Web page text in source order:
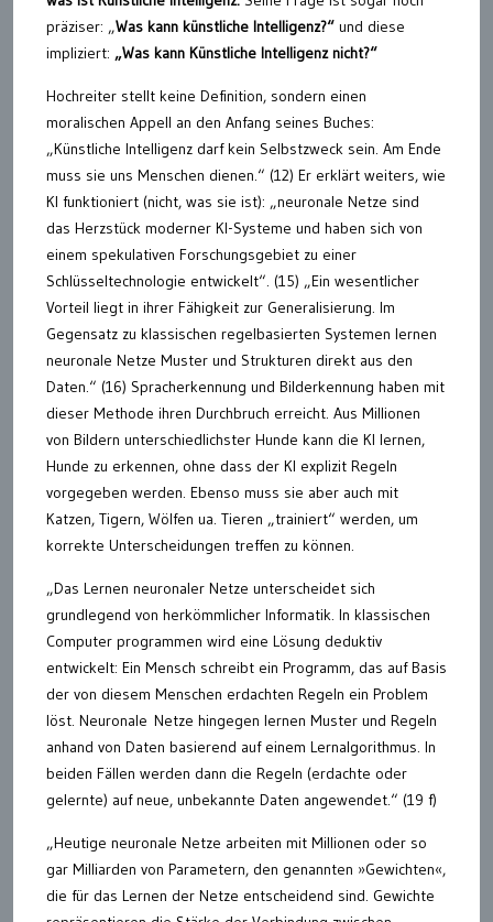
präziser: „Was kann künstliche Intelligenz?“ und diese
impliziert: „Was kann Künstliche Intelligenz nicht?“
Hochreiter stellt keine Definition, sondern einen
moralischen Appell an den Anfang seines Buches:
„Künstliche Intelligenz darf kein Selbstzweck sein. Am Ende
muss sie uns Menschen dienen.“ (12) Er erklärt weiters, wie
KI funktioniert (nicht, was sie ist): „neuronale Netze sind
das Herzstück moderner KI-Systeme und haben sich von
einem spekulativen Forschungsgebiet zu einer
Schlüsseltechnologie entwickelt“. (15) „Ein wesentlicher
Vorteil liegt in ihrer Fähigkeit zur Generalisierung. Im
Gegensatz zu klassischen regelbasierten Systemen lernen
neuronale Netze Muster und Strukturen direkt aus den
Daten.“ (16) Spracherkennung und Bilderkennung haben mit
dieser Methode ihren Durchbruch erreicht. Aus Millionen
von Bildern unterschiedlichster Hunde kann die KI lernen,
Hunde zu erkennen, ohne dass der KI explizit Regeln
vorgegeben werden. Ebenso muss sie aber auch mit
Katzen, Tigern, Wölfen ua. Tieren „trainiert“ werden, um
korrekte Unterscheidungen treffen zu können.
„Das Lernen neuronaler Netze unterscheidet sich
grundlegend von herkömmlicher Informatik. In klassischen
Computer programmen wird eine Lösung deduktiv
entwickelt: Ein Mensch schreibt ein Programm, das auf Basis
der von diesem Menschen erdachten Regeln ein Problem
löst. Neuronale Netze hingegen lernen Muster und Regeln
anhand von Daten basierend auf einem Lernalgorithmus. In
beiden Fällen werden dann die Regeln (erdachte oder
gelernte) auf neue, unbekannte Daten angewendet.“ (19 f)
„Heutige neuronale Netze arbeiten mit Millionen oder so
gar Milliarden von Parametern, den genannten »Gewichten«,
die für das Lernen der Netze entscheidend sind. Gewichte